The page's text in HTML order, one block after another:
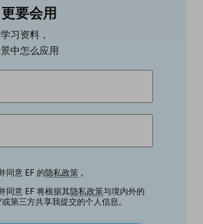
要会用
习资料，
中怎么应用
同意 EF 的隐私政策 。
同意 EF 将根据其隐私政策与境内外的
第三方共享我提交的个人信息。